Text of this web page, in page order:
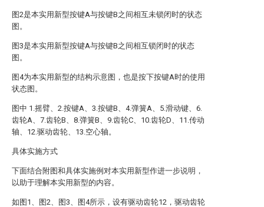
图2是本实用新型按键A与按键B之间相互未锁闭时的状态
图。
图3是本实用新型按键A与按键B之间相互锁闭时的状态
图。
图4为本实用新型的结构示意图，也是按下按键A时的使用
状态图。
图中 1.摇臂、2.按键A、3.按键B、4.弹簧A、5.滑动键、6.
齿轮A、7.齿轮B、8.弹簧B、9.齿轮C、10.齿轮D、11.传动
轴、12.驱动齿轮、13.空心轴。
具体实施方式
下面结合附图和具体实施例对本实用新型作进一步说明，
以助于理解本实用新型的内容。
如图1、图2、图3、图4所示，设有驱动齿轮12，驱动齿轮